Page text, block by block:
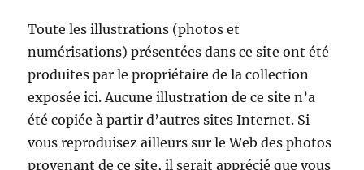
Toute les illustrations (photos et
numérisations) présentées dans ce site ont été
produites par le propriétaire de la collection
exposée ici. Aucune illustration de ce site n’a
été copiée à partir d’autres sites Internet. Si
vous reproduisez ailleurs sur le Web des photos
provenant de ce site, il serait apprécié que vous